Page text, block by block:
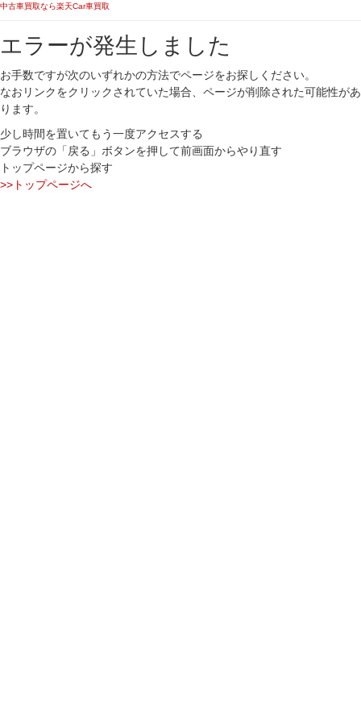
中古車買取なら楽天Car車買取
エラーが発生しました
お手数ですが次のいずれかの方法でページをお探しください。
なおリンクをクリックされていた場合、ページが削除された可能性があ
ります。
少し時間を置いてもう一度アクセスする
ブラウザの「戻る」ボタンを押して前画面からやり直す
トップページから探す
>>トップページへ